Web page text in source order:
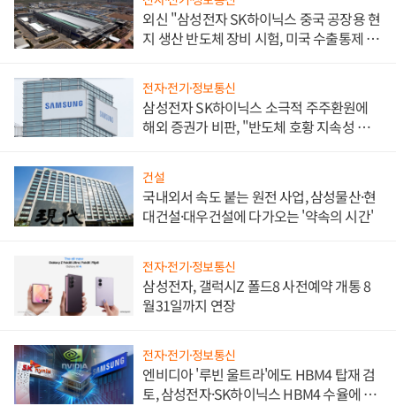
외신 "삼성전자 SK하이닉스 중국 공장용 현
지 생산 반도체 장비 시험, 미국 수출통제 대
전자·전기·정보통신
삼성전자 SK하이닉스 소극적 주주환원에
해외 증권가 비판, "반도체 호황 지속성 의
건설
국내외서 속도 붙는 원전 사업, 삼성물산·현
대건설·대우건설에 다가오는 '약속의 시간'
전자·전기·정보통신
삼성전자, 갤럭시Z 폴드8 사전예약 개통 8
월31일까지 연장
전자·전기·정보통신
엔비디아 '루빈 울트라'에도 HBM4 탑재 검
토, 삼성전자·SK하이닉스 HBM4 수율에 주